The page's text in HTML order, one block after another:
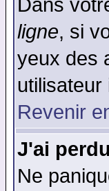
Dans
ligne, si
yeux des
utilisateur
Revenir
J'ai
Ne